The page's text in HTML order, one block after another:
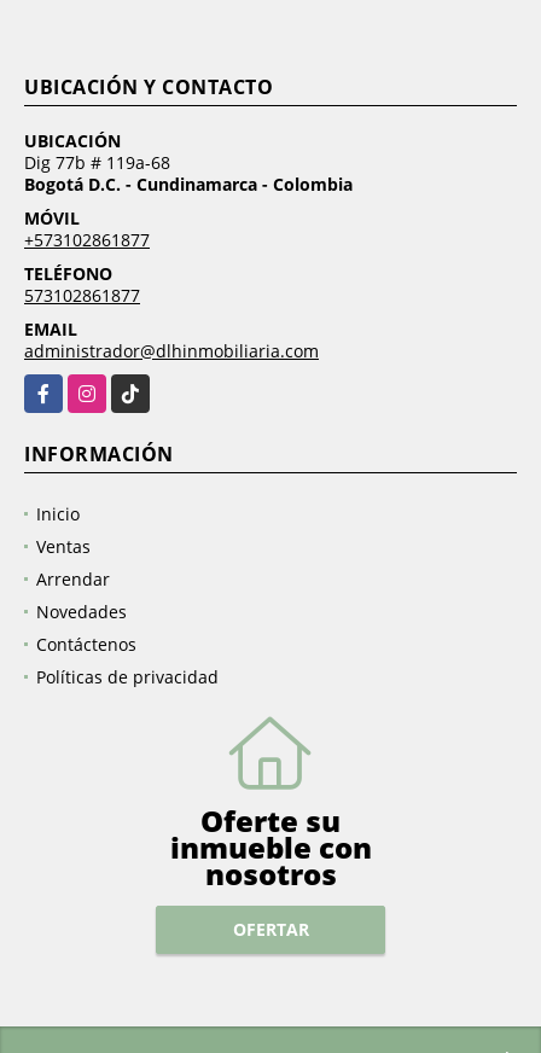
UBICACIÓN Y CONTACTO
UBICACIÓN
Dig 77b # 119a-68
Bogotá D.C. - Cundinamarca - Colombia
MÓVIL
+573102861877
TELÉFONO
573102861877
EMAIL
administrador@dlhinmobiliaria.com
FacebookInstagramTikTok
INFORMACIÓN
Inicio
Ventas
Arrendar
Novedades
Contáctenos
Políticas de privacidad
Oferte su
inmueble con
nosotros
OFERTAR